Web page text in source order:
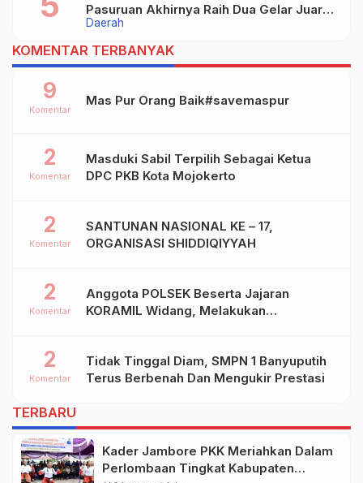
Daerah
Pasuruan Akhirnya Raih Dua Gelar Juara
Dalam Kejurprov Jatim 2024
KOMENTAR TERBANYAK
Mas Pur Orang Baik#savemaspur
9
Komentar
Masduki Sabil Terpilih Sebagai Ketua
DPC PKB Kota Mojokerto
2
Komentar
SANTUNAN NASIONAL KE – 17,
ORGANISASI SHIDDIQIYYAH
2
Komentar
Anggota POLSEK Beserta Jajaran
KORAMIL Widang, Melakukan
Kab.TUBAN
2
Komentar
Tidak Tinggal Diam, SMPN 1 Banyuputih
Terus Berbenah Dan Mengukir Prestasi
2
Komentar
TERBARU
Kader Jambore PKK Meriahkan Dalam
Perlombaan Tingkat Kabupaten